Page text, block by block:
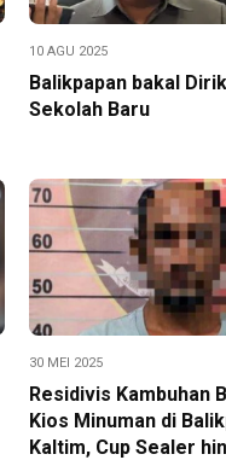
10 AGU 2025
Balikpapan bakal
Sekolah Baru
30 MEI 2025
Residivis Kambuhan
Kios Minuman di
Kaltim, Cup Sealer